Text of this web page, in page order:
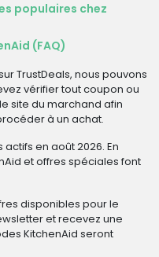
populaires chez
(FAQ)
TrustDeals, nous pouvons
vérifier tout coupon ou
site du marchand afin
à un achat.
en août 2026. En
et offres spéciales font
disponibles pour le
et recevez une
KitchenAid seront